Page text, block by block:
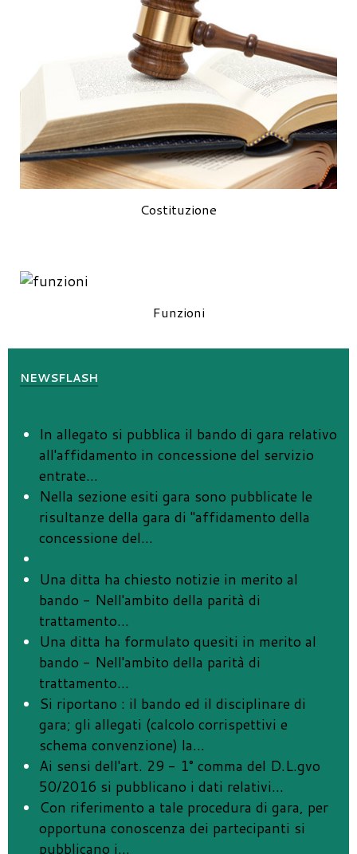
Costituzione
Funzioni
NEWSFLASH
In allegato si pubblica il bando di gara relativo
all'affidamento in concessione del servizio
entrate…
Nella sezione esiti gara sono pubblicate le
risultanze della gara di "affidamento della
concessione del…
Una ditta ha chiesto notizie in merito al
bando - Nell'ambito della parità di
trattamento…
Una ditta ha formulato quesiti in merito al
bando - Nell'ambito della parità di
trattamento…
Si riportano : il bando ed il disciplinare di
gara; gli allegati (calcolo corrispettivi e
schema convenzione) la…
Ai sensi dell'art. 29 - 1° comma del D.L.gvo
50/2016 si pubblicano i dati relativi…
Con riferimento a tale procedura di gara, per
opportuna conoscenza dei partecipanti si
pubblicano i…